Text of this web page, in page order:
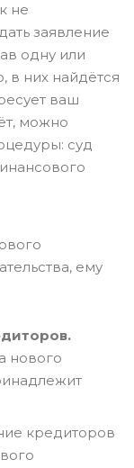
не
заявление
одну или
в них найдётся
ваш
можно
суд
ему
нового
кредиторов